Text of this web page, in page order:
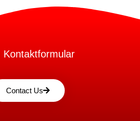
Kontaktformular
Contact Us